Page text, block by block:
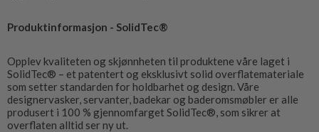
Produktinformasjon - SolidTec®
Opplev kvaliteten og skjønnheten til produktene våre laget i
SolidTec® – et patentert og eksklusivt solid overflatemateriale
som setter standarden for holdbarhet og design. Våre
designervasker, servanter, badekar og baderomsmøbler er alle
produsert i 100 % gjennomfarget SolidTec®, som sikrer at
overflaten alltid ser ny ut.